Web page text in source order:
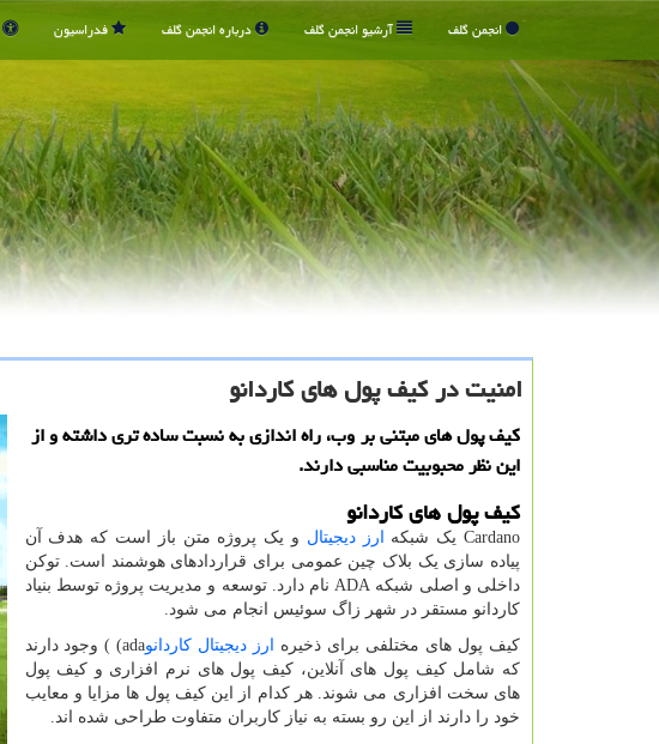
انجمن گلف آرشیو انجمن گلف درباره انجمن گلف فدراسیون
امنیت در کیف پول های کاردانو
کیف پول های مبتنی بر وب، راه اندازی به نسبت ساده تری داشته و از
این نظر محبوبیت مناسبی دارند.
کیف پول های کاردانو
Cardanoیک شبکه ارز دیجیتال و یک پروژه متن باز است که هدف آن
پیاده سازی یک بلاک چین عمومی برای قراردادهای هوشمند است. توکن
داخلی و اصلی شبکه ADA نام دارد. توسعه و مدیریت پروژه توسط بنیاد
کاردانو مستقر در شهر زاگ سوئیس انجام می شود.
کیف پول های مختلفی برای ذخیره ارز دیجیتال کاردانو(ada ) وجود دارند
که شامل کیف پول های آنلاین، کیف پول های نرم افزاری و کیف پول
های سخت افزاری می شوند. هر کدام از این کیف پول ها مزایا و معایب
خود را دارند از این رو بسته به نیاز کاربران متفاوت طراحی شده اند.